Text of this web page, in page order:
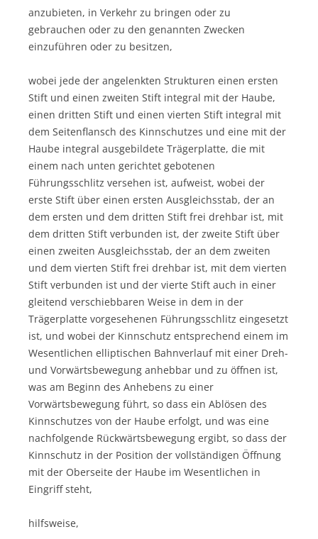
anzubieten, in Verkehr zu bringen oder zu
gebrauchen oder zu den genannten Zwecken
einzuführen oder zu besitzen,
wobei jede der angelenkten Strukturen einen ersten
Stift und einen zweiten Stift integral mit der Haube,
einen dritten Stift und einen vierten Stift integral mit
dem Seitenflansch des Kinnschutzes und eine mit der
Haube integral ausgebildete Trägerplatte, die mit
einem nach unten gerichtet gebotenen
Führungsschlitz versehen ist, aufweist, wobei der
erste Stift über einen ersten Ausgleichsstab, der an
dem ersten und dem dritten Stift frei drehbar ist, mit
dem dritten Stift verbunden ist, der zweite Stift über
einen zweiten Ausgleichsstab, der an dem zweiten
und dem vierten Stift frei drehbar ist, mit dem vierten
Stift verbunden ist und der vierte Stift auch in einer
gleitend verschiebbaren Weise in dem in der
Trägerplatte vorgesehenen Führungsschlitz eingesetzt
ist, und wobei der Kinnschutz entsprechend einem im
Wesentlichen elliptischen Bahnverlauf mit einer Dreh-
und Vorwärtsbewegung anhebbar und zu öffnen ist,
was am Beginn des Anhebens zu einer
Vorwärtsbewegung führt, so dass ein Ablösen des
Kinnschutzes von der Haube erfolgt, und was eine
nachfolgende Rückwärtsbewegung ergibt, so dass der
Kinnschutz in der Position der vollständigen Öffnung
mit der Oberseite der Haube im Wesentlichen in
Eingriff steht,
hilfsweise,